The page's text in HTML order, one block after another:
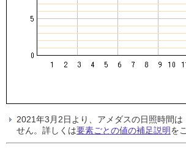
2021年3月2日より、アメダスの日照時間
せん。詳しくは要素ごとの値の補足説明を